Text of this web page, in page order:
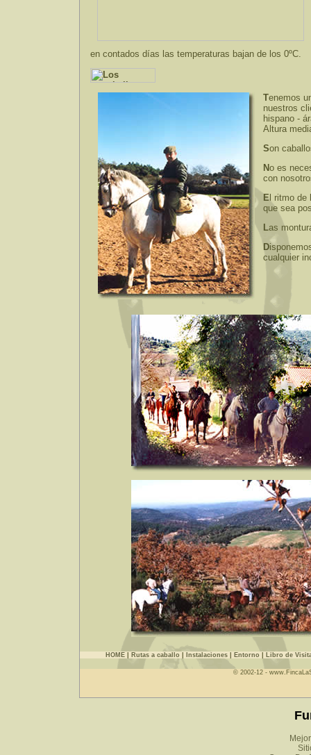
en contados días las temperaturas bajan de los 0ºC.
Tenemos
nuestros
hispano -
Altura
Son
No es
con
E l ritmo
que sea
Las
D
cualquier
HOME Rutas a caballo Instalaciones Entorno Libro de
© 2002-12 -